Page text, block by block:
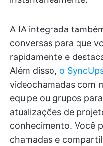
A IA integrada
conversas para que
rapidamente e
Além disso, o
videochamadas com
equipe ou grupos
atualizações de
conhecimento. Você
chamadas e